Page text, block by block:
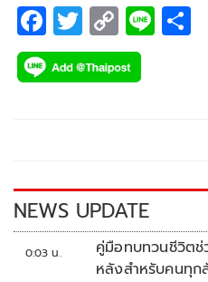
F
ac
e
k
T
wi
tt
C
o
p
k
Li
NEWS UPDATE
0:03 น.
คู่มือทบทวนชีวิตช่
หลังสำหรับคนทุก